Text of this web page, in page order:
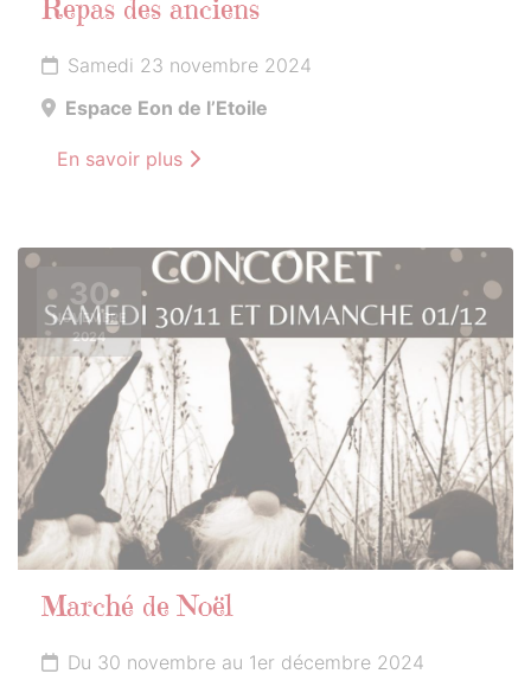
Repas des anciens
Samedi 23 novembre 2024
Espace Eon de l’Etoile
En savoir plus
30
NOVEMBRE
2024
Marché de Noël
Du 30 novembre au 1er décembre 2024